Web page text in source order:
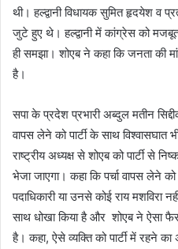
थी। हल्द्वानी विधायक सुमित हृदयेश व
जुटे हुए थे। हल्द्वानी में कांग्रेस को
ही समझा। शोएब ने कहा कि जनता की
है।
सपा के प्रदेश प्रभारी अब्दुल मतीन
वापस लेने को पार्टी के साथ विश्वासघात
राष्ट्रीय अध्यक्ष से शोएब को पार्टी से
भेजा जाएगा। कहा कि पर्चा वापस लेने
पदाधिकारी या उनसे कोई राय मशविरा
साथ धोखा किया है और शोएब ने ऐसा
है। कहा, ऐसे व्यक्ति को पार्टी में रहने का